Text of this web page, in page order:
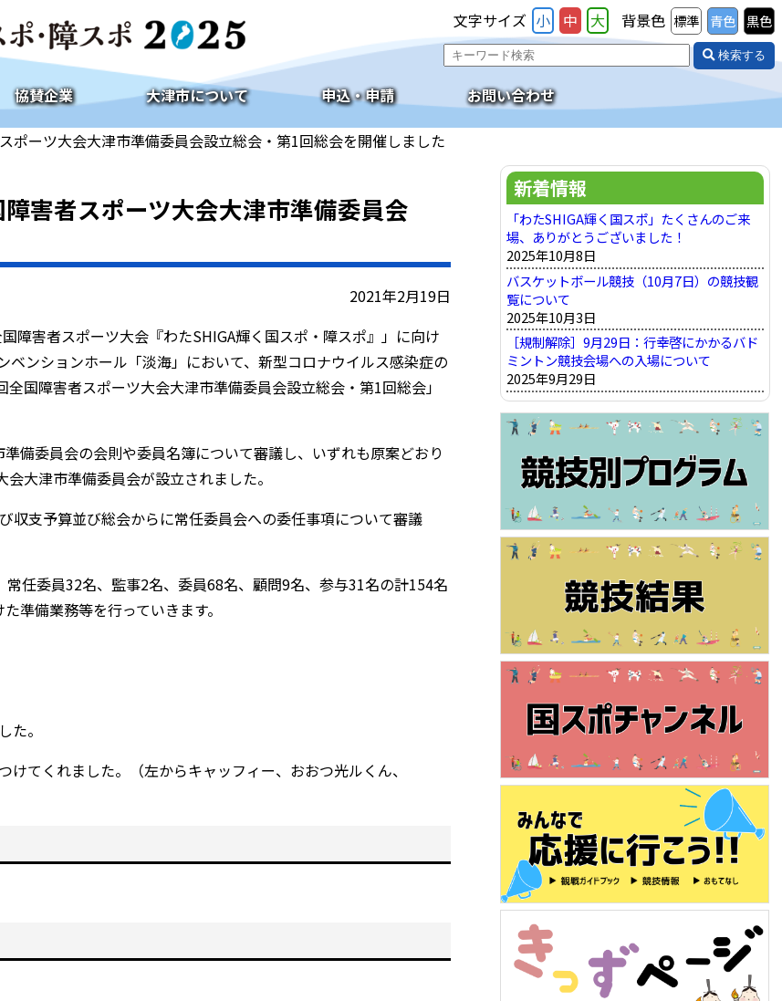
背景色 標準 青色 黒色
文字サイズ 小 中 大
検索する
協賛企業 大津市について 申込・申請 お問い合わせ
ポーツ大会大津市準備委員会設立総会・第1回総会を開催しました
害者スポーツ大会大津市準備委員会
2021年2月19日
障害者スポーツ大会『わたSHIGA輝く国スポ・障スポ』」に向け
ンションホール「淡海」において、新型コロナウイルス感染症の
国障害者スポーツ大会大津市準備委員会設立総会・第1回総会」
備委員会の会則や委員名簿について審議し、いずれも原案どおり
大津市準備委員会が設立されました。
収支予算並び総会からに常任委員会への委任事項について審議
任委員32名、監事2名、委員68名、顧問9名、参与31名の計154名
準備業務等を行っていきます。
た。
てくれました。（左からキャッフィー、おおつ光ルくん、
新着情報
「わたSHIGA輝く国スポ」たくさんのご来
場、ありがとうございました！
2025年10月8日
バスケットボール競技（10月7日）の競技観
覧について
2025年10月3日
［規制解除］9月29日：行幸啓にかかるバド
ミントン競技会場への入場について
2025年9月29日